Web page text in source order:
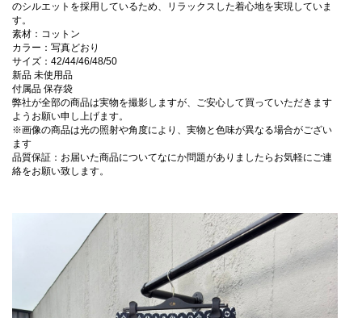
のシルエットを採用しているため、リラックスした着心地を実現していま
す。
素材：コットン
カラー：写真どおり
サイズ：42/44/46/48/50
新品 未使用品
付属品 保存袋
弊社が全部の商品は実物を撮影しますが、ご安心して買っていただきます
ようお願い申し上げます。
※画像の商品は光の照射や角度により、実物と色味が異なる場合がござい
ます
品質保証：お届いた商品についてなにか問題がありましたらお気軽にご連
絡をお願い致します。